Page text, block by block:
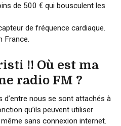
de 500 € qui bousculent les
de fréquence cardiaque.
France.
!! Où est ma
radio FM ?
d’entre nous se sont attachés à
qu’ils peuvent utiliser
sans connexion internet.